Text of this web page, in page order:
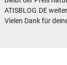
ATISBLOG.DE
Vielen Dank für